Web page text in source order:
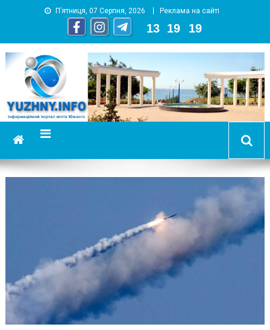
П’ятниця, 07 Серпня, 2026 Реклама на сайті
13 19 20
YUZHNY.INFO
информационный портал города Южный